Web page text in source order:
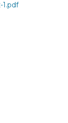
1.pdf